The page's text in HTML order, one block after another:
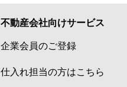
不動産会社向けサービス
企業会員のご登録
仕入れ担当の方はこちら